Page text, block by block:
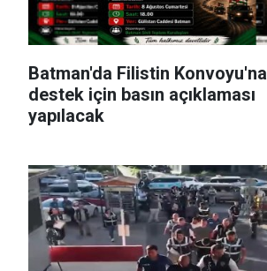
Batman'da Filistin Konvoyu'na
destek için basın açıklaması
yapılacak